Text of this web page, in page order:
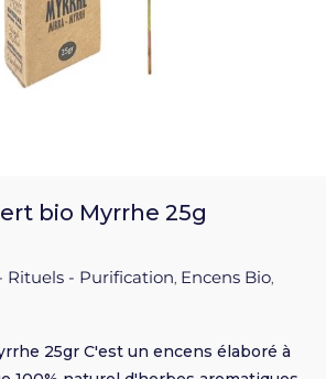
bio Myrrhe 25g
Rituels - Purification, Encens Bio,
25gr C'est un encens élaboré à